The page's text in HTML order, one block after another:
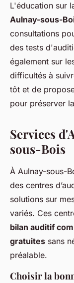
L'éducation sur
Aulnay-sous-
consultations
des tests
également sur
difficultés à
tôt et de
pour préserver
Services
sous-Bois
À Aulnay-sous-
des centres
solutions sur
variés. Ces
bilan auditif
gratuites sans
préalable.
Choisir la